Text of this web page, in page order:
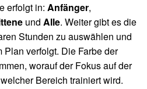
erfolgt in: Anfänger,
und Alle. Weiter gibt es die
Stunden zu auswählen und
verfolgt. Die Farbe der
worauf der Fokus auf der
Bereich trainiert wird.